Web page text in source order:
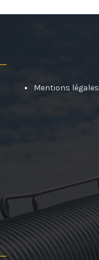
Mentions légales